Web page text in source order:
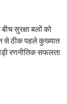
सुरक्षा बलों को
से ठीक पहले कुख्यात
रणनीतिक सफलता